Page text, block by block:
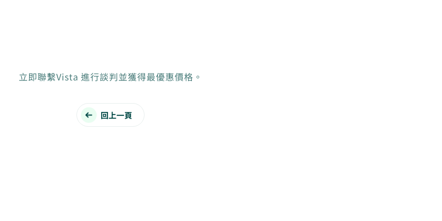
立即聯繫Vista 進行談判並獲得最優惠價格。
回上一頁